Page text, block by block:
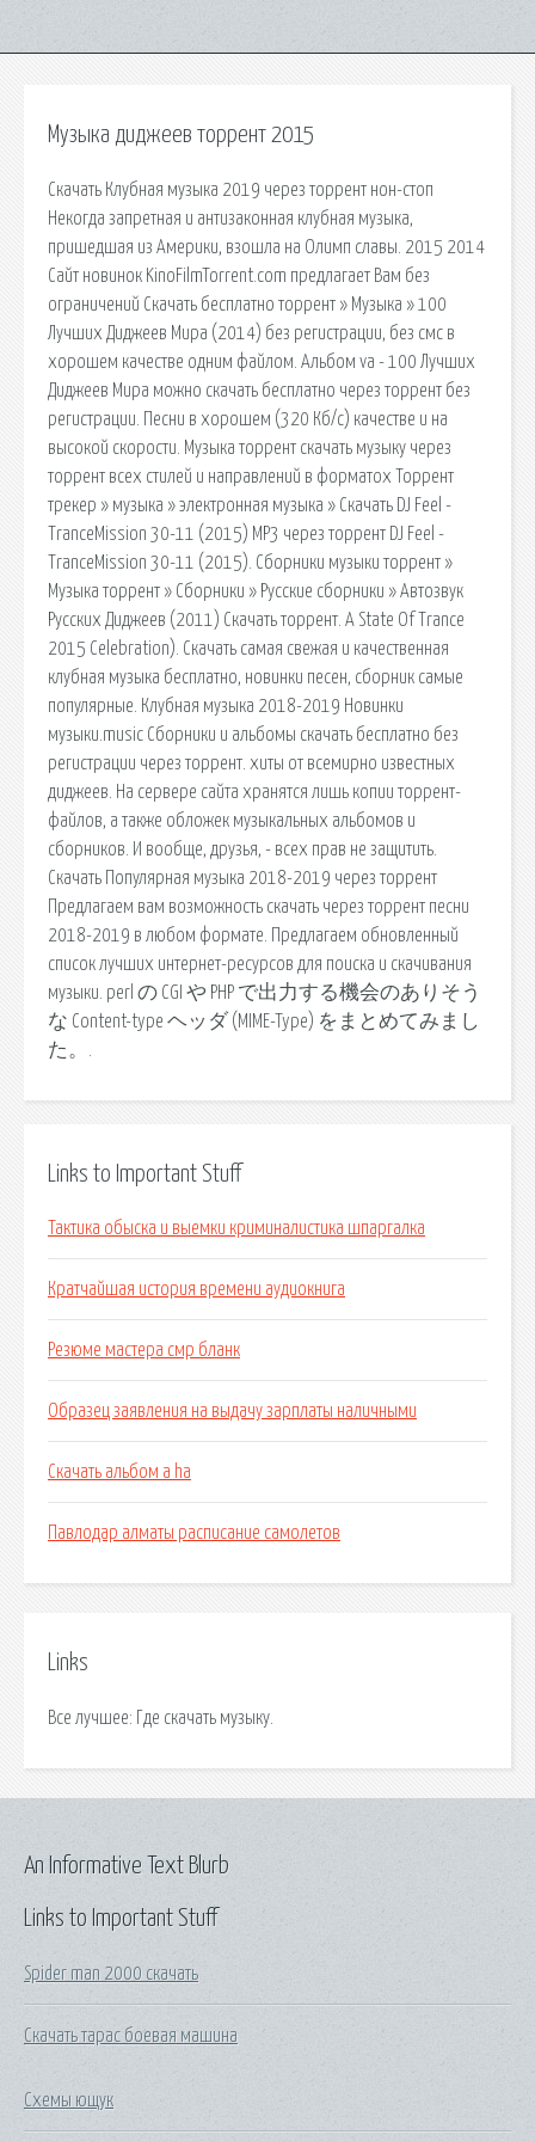
Музыка диджеев торрент 2015
Скачать Клубная музыка 2019 через торрент нон-стоп
Некогда запретная и антизаконная клубная музыка,
пришедшая из Америки, взошла на Олимп славы. 2015 2014
Сайт новинок KinoFilmTorrent.com предлагает Вам без
ограничений Скачать бесплатно торрент » Музыка » 100
Лучших Диджеев Мира (2014) без регистрации, без смс в
хорошем качестве одним файлом. Альбом va - 100 Лучших
Диджеев Мира можно скачать бесплатно через торрент без
регистрации. Песни в хорошем (320 Кб/с) качестве и на
высокой скорости. Музыка торрент скачать музыку через
торрент всех стилей и направлений в форматох Торрент
трекер » музыка » электронная музыка » Скачать DJ Feel -
TranceMission 30-11 (2015) MP3 через торрент DJ Feel -
TranceMission 30-11 (2015). Сборники музыки торрент »
Музыка торрент » Сборники » Русские сборники » Автозвук
Русских Диджеев (2011) Скачать торрент. A State Of Trance
2015 Celebration). Скачать самая свежая и качественная
клубная музыка бесплатно, новинки песен, сборник самые
популярные. Клубная музыка 2018-2019 Новинки
музыки.music Сборники и альбомы скачать бесплатно без
регистрации через торрент. хиты от всемирно известных
диджеев. На сервере сайта хранятся лишь копии торрент-
файлов, а также обложек музыкальных альбомов и
сборников. И вообще, друзья, - всех прав не защитить.
Скачать Популярная музыка 2018-2019 через торрент
Предлагаем вам возможность скачать через торрент песни
2018-2019 в любом формате. Предлагаем обновленный
список лучших интернет-ресурсов для поиска и скачивания
музыки. perl の CGI や PHP で出力する機会のありそう
な Content-type ヘッダ (MIME-Type) をまとめてみまし
た。.
Links to Important Stuff
Тактика обыска и выемки криминалистика шпаргалка
Кратчайшая история времени аудиокнига
Резюме мастера смр бланк
Образец заявления на выдачу зарплаты наличными
Скачать альбом a ha
Павлодар алматы расписание самолетов
Links
Все лучшее: Где скачать музыку.
Links to Important Stuff
Spider man 2000 скачать
Скачать тарас боевая машина
Схемы ющук
An Informative Text Blurb